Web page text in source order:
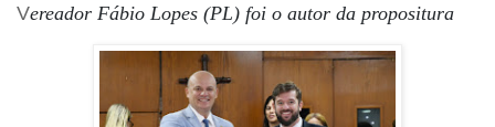
Vereador Fábio Lopes (PL) foi o autor da propositura